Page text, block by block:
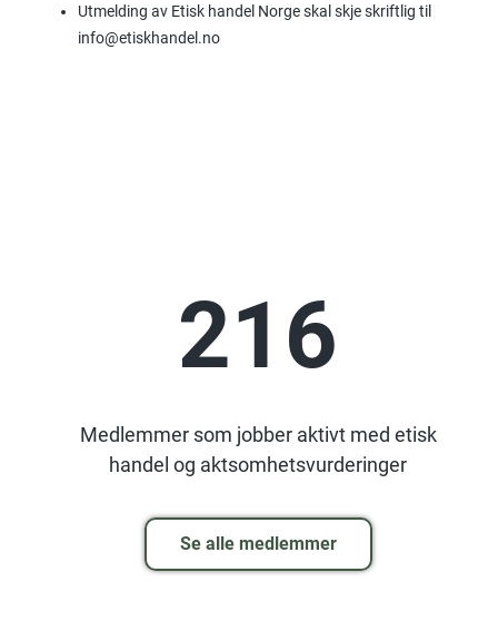
Utmelding av Etisk handel Norge skal skje skriftlig til
info@etiskhandel.no
216
Medlemmer som jobber aktivt med etisk
handel og aktsomhetsvurderinger
Se alle medlemmer